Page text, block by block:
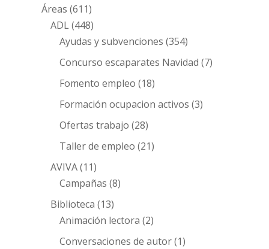
Áreas (611)
ADL(448)
Ayudas y subvenciones (354)
Concurso escaparates Navidad (7)
Fomento empleo (18)
Formación ocupacion activos (3)
Ofertas trabajo (28)
Taller de empleo (21)
AVIVA(11)
Campañas (8)
Biblioteca (13)
Animación lectora (2)
Conversaciones de autor(1)